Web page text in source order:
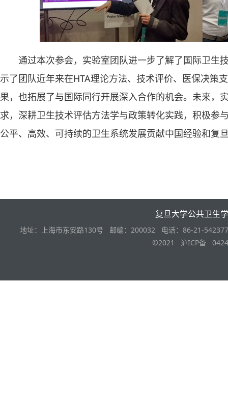
通过本次参会，实验室团队进一步了解了国际卫生
示了团队近年来在HTA理论方法、技术评价、医保决策
果，也拓展了与国际同行开展深入合作的机会。未来，
求，深耕卫生技术评估方法学与政策转化实践，积极参
公平、高效、可持续的卫生系统发展贡献中国经验和复
复旦大学公共卫生
地址：上海市东安路130号 邮编：200032 电话：86-21-
©2021 沪ICP备